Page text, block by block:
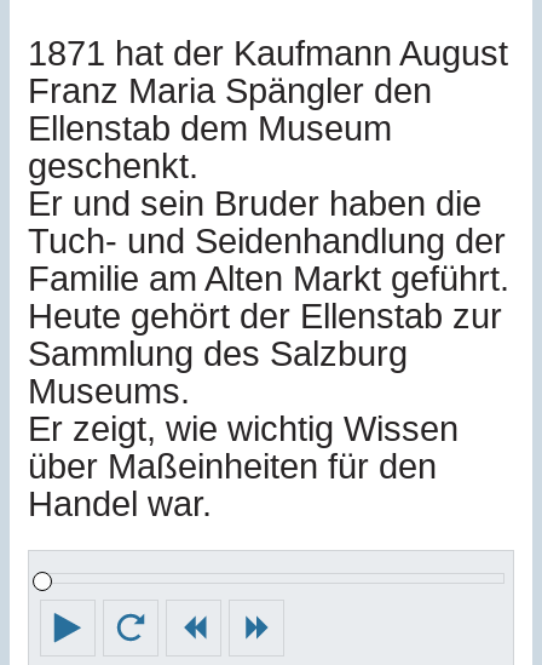
1871 hat der Kaufmann August
Franz Maria Spängler den
Ellenstab dem Museum
geschenkt.
Er und sein Bruder haben die
Tuch- und Seidenhandlung der
Familie am Alten Markt geführt.
Heute gehört der Ellenstab zur
Sammlung des Salzburg
Museums.
Er zeigt, wie wichtig Wissen
über Maßeinheiten für den
Handel war.
AbspielenNeustartZurück